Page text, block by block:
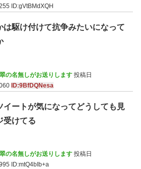
ID:gVtBMdXQH
は駆け付けて抗争みたいになって
の名無しがお送りします 投稿日
ID:9BfDQNesa
イートが気になってどうしても見
受けてる
の名無しがお送りします 投稿日
ID:mtQ4bIb+a